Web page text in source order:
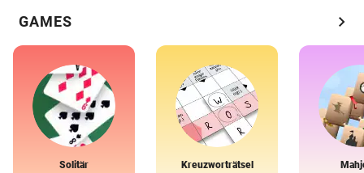
GAMES chevron_right
Solitär Kreuzworträtsel